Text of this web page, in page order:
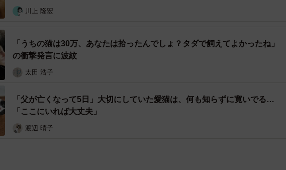
川上 隆宏
「うちの猫は30万、あなたは拾ったんでしょ？タダで飼えてよかったね」
の衝撃発言に波紋
太田 浩子
「父が亡くなって5日」大切にしていた愛猫は、何も知らずに寛いでる…
「ここにいれば大丈夫」
渡辺 晴子